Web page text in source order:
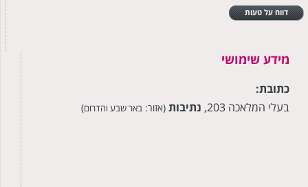
דווח על טעות
מידע שימושי
כתובת:
בעלי המלאכה 203‎,
נתיבות (אזור:באר שבע והדרום)